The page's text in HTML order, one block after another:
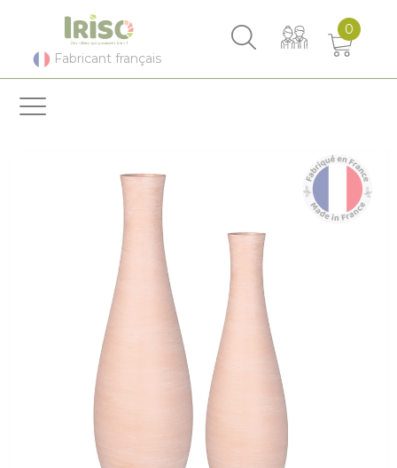
Fabricant français
0
Panneau de gestion des cookies